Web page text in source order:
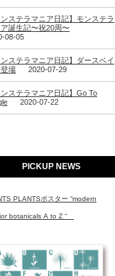
ンステラマニア日記】モンステラ
誕生記〜祝20周〜
08-05
ンステラマニア日記】ダースベイ
場
2020-07-29
ンステラマニア日記】Go To
2020-07-22
PICKUP NEWS
PLANTSポスター “modern
interior botanicals A to Z “